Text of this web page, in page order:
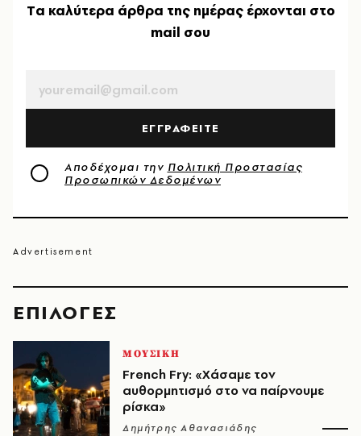
EΠΙΛΟΓΈΣ
ΜΟΥΣΙΚΗ
French Fry: «Χάσαμε τον
αυθορμητισμό στο να παίρνουμε
ρίσκα»
Δημήτρης Αθανασιάδης
Tα καλύτερα άρθρα της ημέρας έρχονται στο
mail σου
ΕΓΓΡΑΦΕΙΤΕ
Αποδέχομαι την Πολιτική Προστασίας
Προσωπικών Δεδομένων